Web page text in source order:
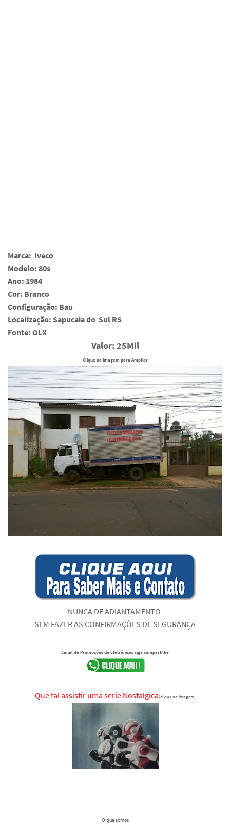
Marca: Iveco
Modelo: 80s
Ano: 1984
Cor: Branco
Configuração: Bau
Localização: Sapucaia do Sul RS
Fonte: OLX
Valor: 25Mil
Clique na imagem para Ampliar
NUNCA DE ADIANTAMENTO
SEM FAZER AS CONFIRMAÇÕES DE SEGURANÇA
Canal de Promoções de Eletrônicos siga compartilhe
Que tal assistir uma serie Nostalgica(clique na Imagem)
O que somos